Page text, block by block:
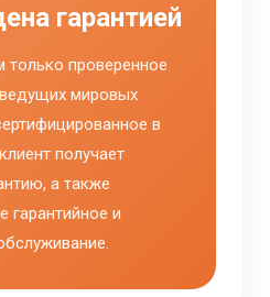
гарантией
только проверенное
мировых
в
получает
а также
гарантийное и